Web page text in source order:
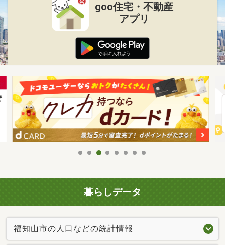
goo住宅・不動産
アプリ
暮らしデータ
福知山市の人口などの統計情報